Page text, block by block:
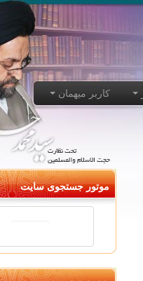
کاربر میهمان
موتور جستجوی سایت